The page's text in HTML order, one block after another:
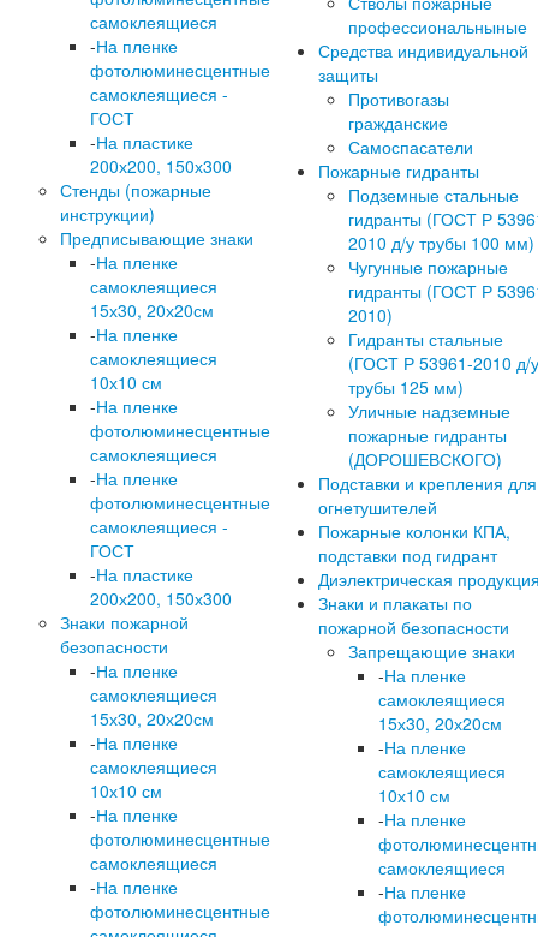
самоклеящиеся
-На пленке
фотолюминесцентные
самоклеящиеся -
ГОСТ
-На пластике
200х200, 150х300
Стенды (пожарные
инструкции)
Предписывающие знаки
-На пленке
самоклеящиеся
15х30, 20х20см
-На пленке
самоклеящиеся
10х10 см
-На пленке
фотолюминесцентные
самоклеящиеся
-На пленке
фотолюминесцентные
самоклеящиеся -
ГОСТ
-На пластике
200х200, 150х300
Знаки пожарной
безопасности
-На пленке
самоклеящиеся
15х30, 20х20см
-На пленке
самоклеящиеся
10х10 см
-На пленке
фотолюминесцентные
самоклеящиеся
-На пленке
фотолюминесцентные
профессиональныные
Средства индивидуальной
защиты
Противогазы
гражданские
Самоспасатели
Пожарные гидранты
Подземные стальные
гидранты (ГОСТ Р
2010 д/у трубы 100 мм)
Чугунные пожарные
гидранты (ГОСТ Р
2010)
Гидранты стальные
(ГОСТ Р 53961-2010 д/у
трубы 125 мм)
Уличные надземные
пожарные гидранты
(ДОРОШЕВСКОГО)
Подставки и крепления для
огнетушителей
Пожарные колонки КПА,
подставки под гидрант
Диэлектрическая
Знаки и плакаты по
пожарной безопасности
Запрещающие знаки
-На пленке
самоклеящиеся
15х30, 20х20см
-На пленке
самоклеящиеся
10х10 см
-На пленке
самоклеящиеся
-На пленке